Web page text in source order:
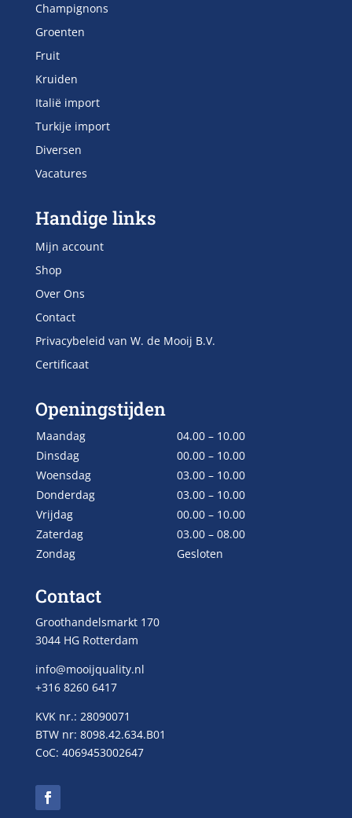
Champignons
Groenten
Fruit
Kruiden
Italië import
Turkije import
Diversen
Vacatures
Handige links
Mijn account
Shop
Over Ons
Contact
Privacybeleid van W. de Mooij B.V.
Certificaat
Openingstijden
Maandag
04.00 – 10.00
Dinsdag
00.00 – 10.00
Woensdag
03.00 – 10.00
Donderdag
03.00 – 10.00
Vrijdag
00.00 – 10.00
Zaterdag
03.00 – 08.00
Zondag
Gesloten
Contact
Groothandelsmarkt 170
3044 HG Rotterdam
info@mooijquality.nl
+316 8260 6417
KVK nr.: 28090071
BTW nr: 8098.42.634.B01
CoC: 4069453002647